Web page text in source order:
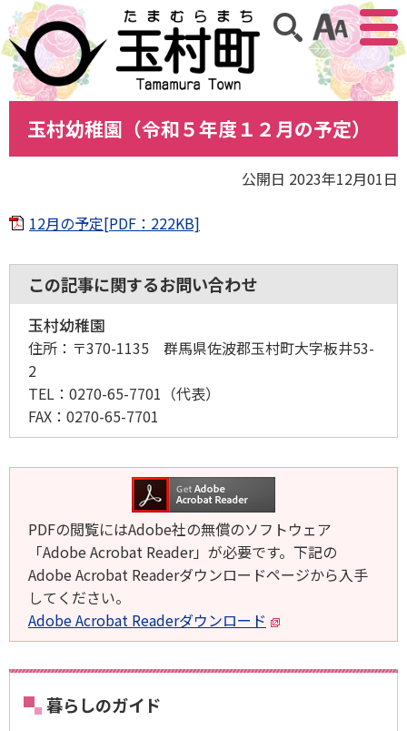
アクセ
サイト内検索
玉村幼稚園（令和５年度１２月の予定）
公開日 2023年12月01日
12月の予定[PDF：222KB]
この記事に関するお問い合わせ
玉村幼稚園
住所： 〒370-1135 群馬県佐波郡玉村町大字板井53-
2
TEL： 0270-65-7701 （代表）
FAX： 0270-65-7701
PDFの閲覧にはAdobe社の無償のソフトウェア
「Adobe Acrobat Reader」が必要です。下記の
Adobe Acrobat Readerダウンロードページから入手
してください。
Adobe Acrobat Readerダウンロード
暮らしのガイド